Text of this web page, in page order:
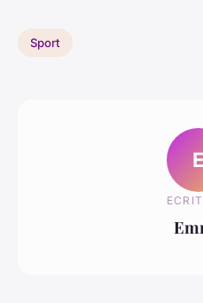
Sport
E